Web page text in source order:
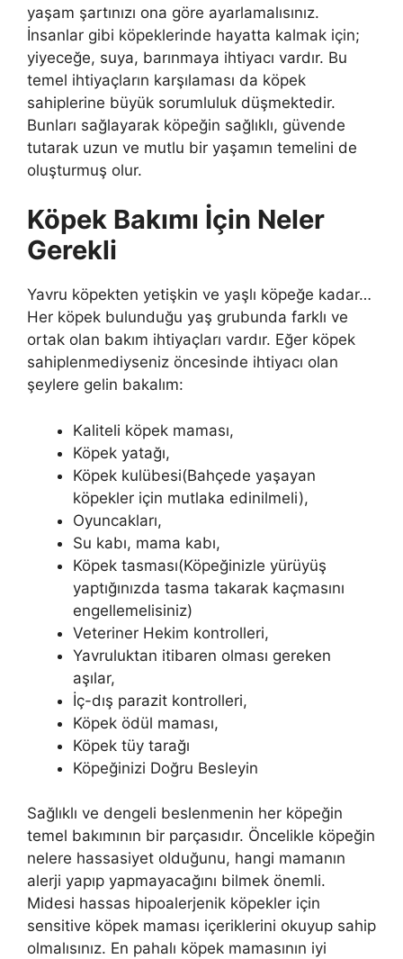
yaşam şartınızı ona göre ayarlamalısınız.
İnsanlar gibi köpeklerinde hayatta kalmak için;
yiyeceğe, suya, barınmaya ihtiyacı vardır. Bu
temel ihtiyaçların karşılaması da köpek
sahiplerine büyük sorumluluk düşmektedir.
Bunları sağlayarak köpeğin sağlıklı, güvende
tutarak uzun ve mutlu bir yaşamın temelini de
oluşturmuş olur.
Köpek Bakımı İçin Neler
Gerekli
Yavru köpekten yetişkin ve yaşlı köpeğe kadar…
Her köpek bulunduğu yaş grubunda farklı ve
ortak olan bakım ihtiyaçları vardır. Eğer köpek
sahiplenmediyseniz öncesinde ihtiyacı olan
şeylere gelin bakalım:
Kaliteli köpek maması,
Köpek yatağı,
Köpek kulübesi(Bahçede yaşayan
köpekler için mutlaka edinilmeli),
Oyuncakları,
Su kabı, mama kabı,
Köpek tasması(Köpeğinizle yürüyüş
yaptığınızda tasma takarak kaçmasını
engellemelisiniz)
Veteriner Hekim kontrolleri,
Yavruluktan itibaren olması gereken
aşılar,
İç-dış parazit kontrolleri,
Köpek ödül maması,
Köpek tüy tarağı
Köpeğinizi Doğru Besleyin
Sağlıklı ve dengeli beslenmenin her köpeğin
temel bakımının bir parçasıdır. Öncelikle köpeğin
nelere hassasiyet olduğunu, hangi mamanın
alerji yapıp yapmayacağını bilmek önemli.
Midesi hassas hipoalerjenik köpekler için
sensitive köpek maması içeriklerini okuyup sahip
olmalısınız. En pahalı köpek mamasının iyi